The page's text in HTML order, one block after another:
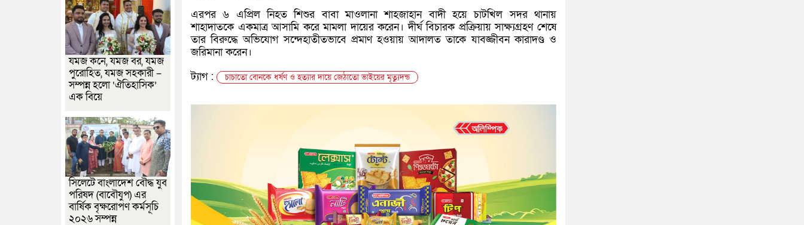
এরপর ৬ এপ্রিল নিহত শিশুর বাবা মাওলানা শাহজাহান বাদী হয়ে চাটখিল সদর থানায়
শাহাদাতকে একমাত্র আসামি করে মামলা দায়ের করেন। দীর্ঘ বিচারক প্রক্রিয়ায় সাক্ষ্যগ্রহণ শেষে
তার বিরুদ্ধে অভিযোগ সন্দেহাতীতভাবে প্রমাণ হওয়ায় আদালত তাকে যাবজ্জীবন কারাদণ্ড ও
জরিমানা করেন।
ট্যাগ :
চাচাতো বোনকে ধর্ষণ ও হত্যার দায়ে জেঠাতো ভাইয়ের মৃত্যুদন্ড
যমজ কনে, যমজ বর, যমজ
পুরোহিত, যমজ সহকারী –
সম্পন্ন হলো ‘ঐতিহাসিক’
এক বিয়ে
সিলেটে বাংলাদেশ বৌদ্ধ যুব
পরিষদ (বাবৌযুপ) এর
বার্ষিক বৃক্ষরোপণ কর্মসূচি
২০২৬ সম্পন্ন